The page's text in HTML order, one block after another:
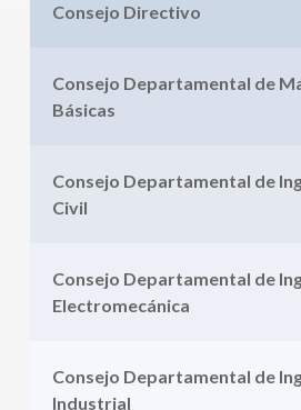
Consejo Directivo
Consejo Departamental de
Básicas
Consejo Departamental de
Civil
Consejo Departamental de
Electromecánica
Consejo Departamental de
Industrial